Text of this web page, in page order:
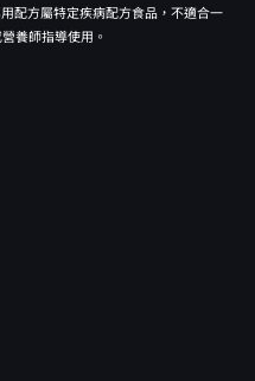
配方屬特定疾病配方食品，不適合一
養師指導使用。